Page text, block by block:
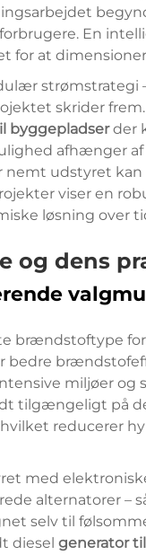
En
for at
strømstrategi
skrider
byggepladserder
afhænger
udstyret kan
viser en
løsning over
og dens
brændstoftype
bedre
miljøer og
tilgængeligt på
reducerer
med
alternatorer –
selv til
diesel generator